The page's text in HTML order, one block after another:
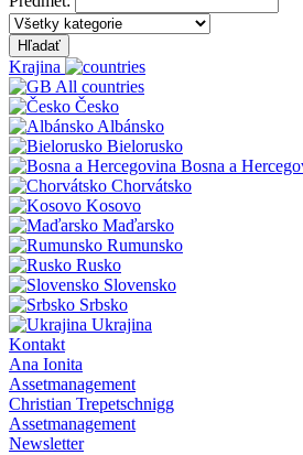
Hľadať
Krajina
All countries
Česko
Albánsko
Bielorusko
Bosna a
Chorvátsko
Kosovo
Maďarsko
Rumunsko
Rusko
Slovensko
Srbsko
Ukrajina
Kontakt
Ana Ionita
Assetmanagement
Christian Trepetschnigg
Assetmanagement
Newsletter